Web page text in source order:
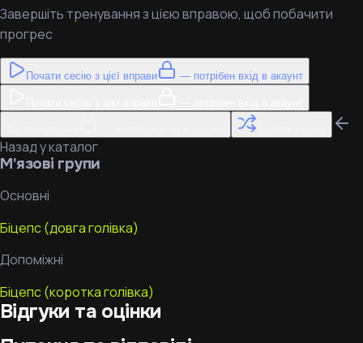
Завершіть тренування з цією вправою, щоб побачити
прогрес
Почати сесію з цієї вправи — потрібен вхід в акаунт
Назад у каталог
М'язові групи
Основні
Біцепс (довга голівка)
Допоміжні
Біцепс (коротка голівка)
Відгуки та оцінки